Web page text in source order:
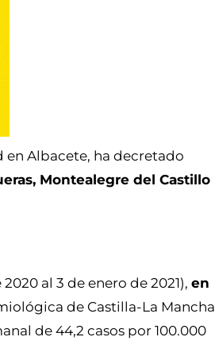
en Albacete, ha decretado
Montealegre del Castillo
al 3 de enero de 2021), en
de Castilla-La Mancha
de 44,2 casos por 100.000